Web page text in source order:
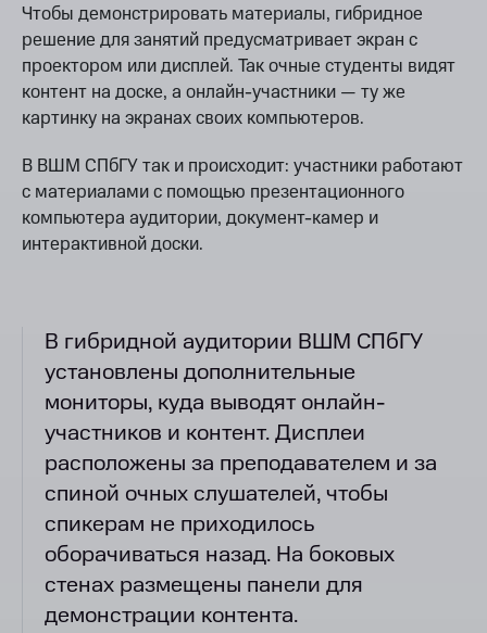
Чтобы демонстрировать материалы, гибридное
решение для занятий предусматривает экран с
проектором или дисплей. Так очные студенты видят
контент на доске, а онлайн-участники — ту же
картинку на экранах своих компьютеров.
В ВШМ СПбГУ так и происходит: участники работают
с материалами с помощью презентационного
компьютера аудитории, документ-камер и
интерактивной доски.
В гибридной аудитории ВШМ СПбГУ
установлены дополнительные
мониторы, куда выводят онлайн-
участников и контент. Дисплеи
расположены за преподавателем и за
спиной очных слушателей, чтобы
спикерам не приходилось
оборачиваться назад. На боковых
стенах размещены панели для
демонстрации контента.